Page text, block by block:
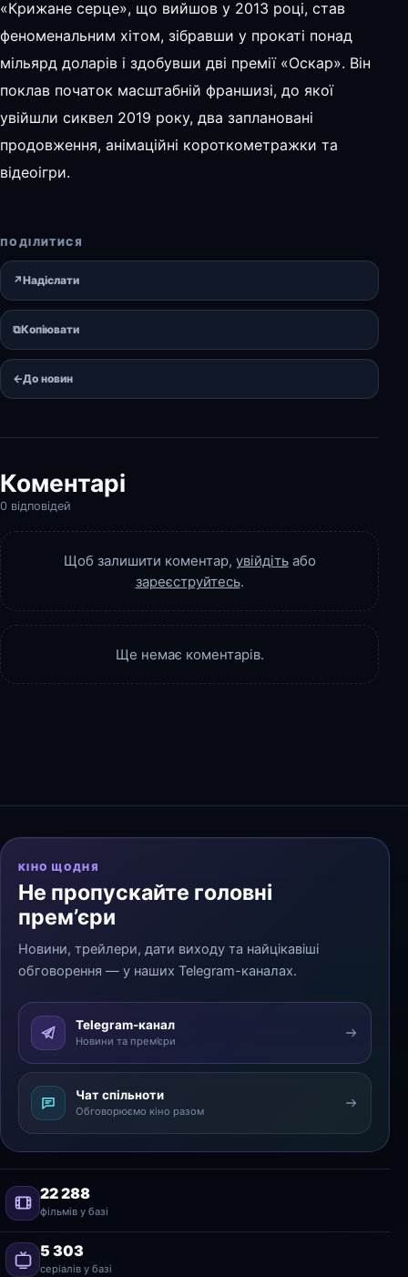
«Крижане серце», що вийшов у 2013 році, став
феноменальним хітом, зібравши у прокаті понад
мільярд доларів і здобувши дві премії «Оскар». Він
поклав початок масштабній франшизі, до якої
увійшли сиквел 2019 року, два заплановані
продовження, анімаційні короткометражки та
відеоігри.
ПОДІЛИТИСЯ
↗Надіслати
⧉Копіювати
←До новин
Коментарі
0 відповідей
Щоб залишити коментар, увійдітьабо
зареєструйтесь.
Ще немає коментарів.
КІНО ЩОДНЯ
Не пропускайте головні
прем’єри
Новини, трейлери, дати виходу та найцікавіші
обговорення — у наших Telegram-каналах.
Telegram-канал
Новини та прем’єри
Чат спільноти
Обговорюємо кіно разом
22 288
фільмів у базі
5 303
серіалів у базі